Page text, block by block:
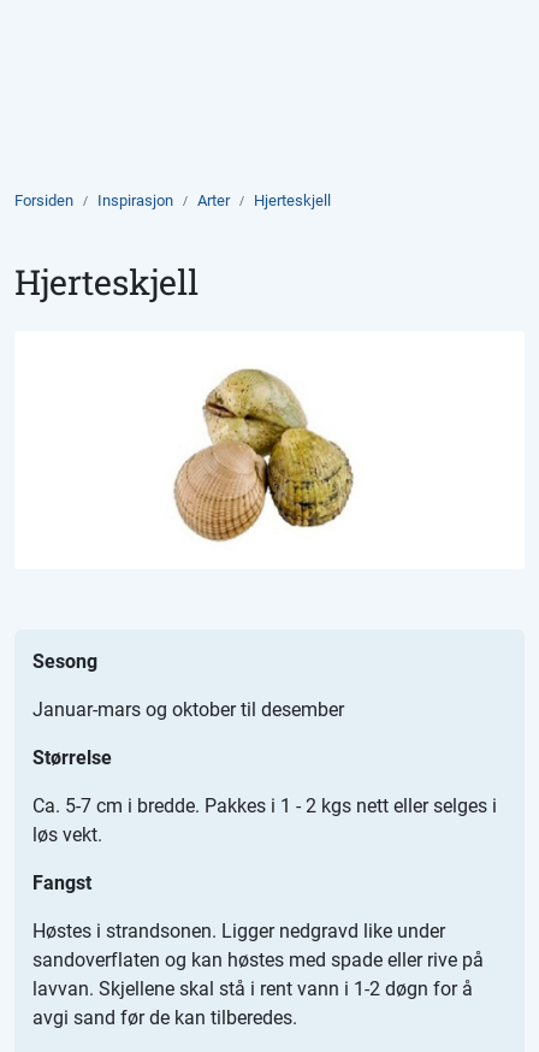
Forsiden Inspirasjon Arter Hjerteskjell
Hjerteskjell
Sesong
Januar-mars og oktober til desember
Størrelse
Ca. 5-7 cm i bredde. Pakkes i 1 - 2 kgs nett eller selges i
løs vekt.
Fangst
Høstes i strandsonen. Ligger nedgravd like under
sandoverflaten og kan høstes med spade eller rive på
lavvan. Skjellene skal stå i rent vann i 1-2 døgn for å
avgi sand før de kan tilberedes.
Kontakt oss